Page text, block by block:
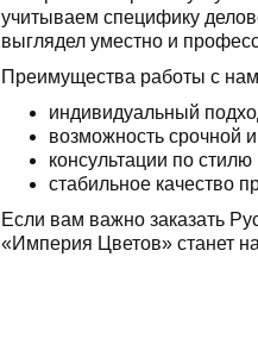
учитываем специфику
выглядел уместно и
Преимущества работы с
индивидуальный
возможность срочной
консультации по
стабильное качество
Если вам важно заказать
«Империя Цветов» станет